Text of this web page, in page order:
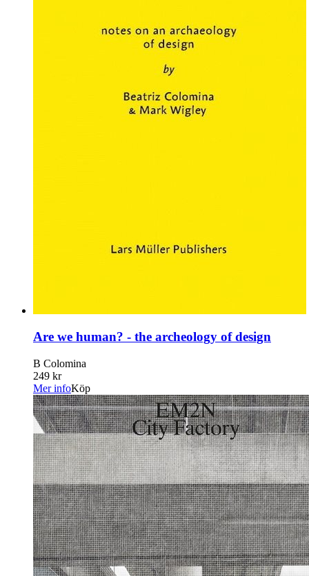
Are we human? - the archeology of design
B Colomina
249 kr
Mer infoKöp